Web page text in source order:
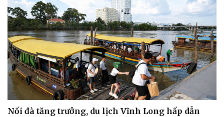
Nối đà tăng trưởng, du lịch Vĩnh Long hấp dẫn